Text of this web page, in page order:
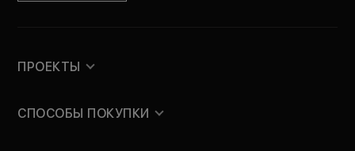
ПРОЕКТЫ
СПОСОБЫ ПОКУПКИ